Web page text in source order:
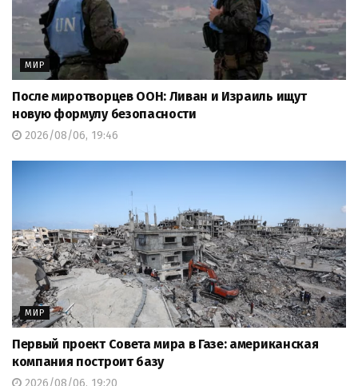
МИР
После миротворцев ООН: Ливан и Израиль ищут
новую формулу безопасности
2026/08/06, 19:46
МИР
Первый проект Совета мира в Газе: американская
компания построит базу
2026/08/06, 19:20